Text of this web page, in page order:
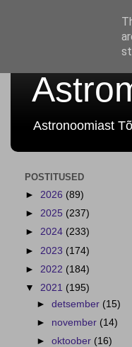
Astronoomiast
POSTITUSED
► 2026 (89)
► 2025 (237)
► 2024 (233)
► 2023 (174)
► 2022 (184)
▼ 2021 (195)
►detsember (15)
► november (14)
►oktoober (16)